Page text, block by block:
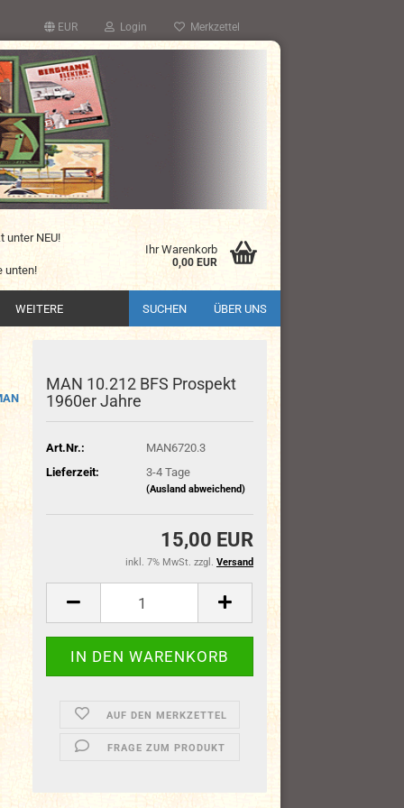
EUR Login Merkzettel
unter NEU!
unten!
Ihr Warenkorb
0,00 EUR
SUCHEN ÜBER UNS
WEITERE
MAN 10.212 BFS Prospekt
1960er Jahre
Art.Nr.:
MAN6720.3
Lieferzeit:
3-4 Tage
(Ausland abweichend)
15,00 EUR
inkl. 7% MwSt. zzgl. Versand
AUF DEN MERKZETTEL
FRAGE ZUM PRODUKT